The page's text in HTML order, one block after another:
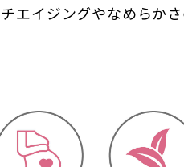
エイジングやなめらか